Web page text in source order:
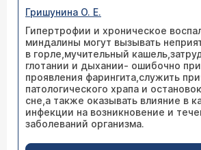
Гришунина О. Е.
Гипертрофии и хроническое
миндалины могут вызывать
в горле,мучительный
глотании и дыхании- ошибочно
проявления фарингита,служить
патологического храпа и
сне,а также оказывать влияние в
инфекции на возникновение и
заболеваний организма.